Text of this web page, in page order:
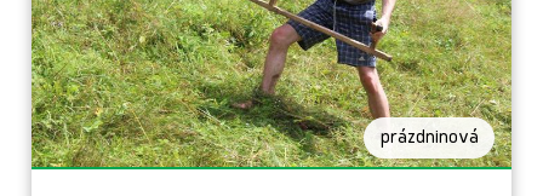
prázdninová